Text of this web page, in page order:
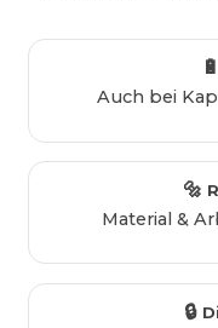
🔋
Auch bei
🔩
Material &
🔒